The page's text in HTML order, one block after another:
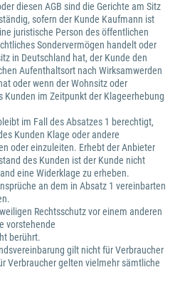
diesen AGB sind die Gerichte am Sitz
sofern der Kunde Kaufmann ist
juristische Person des öffentlichen
Sondervermögen handelt oder
in Deutschland hat, der Kunde den
Aufenthaltsort nach Wirksamwerden
oder wenn der Wohnsitz oder
im Zeitpunkt der Klageerhebung
im Fall des Absatzes 1 berechtigt,
Kunden Klage oder andere
oder einzuleiten. Erhebt der Anbieter
des Kunden ist der Kunde nicht
eine Widerklage zu erheben.
an dem in Absatz 1 vereinbarten
Rechtsschutz vor einem anderen
vorstehende
berührt.
gilt nicht für Verbraucher
Verbraucher gelten vielmehr sämtliche